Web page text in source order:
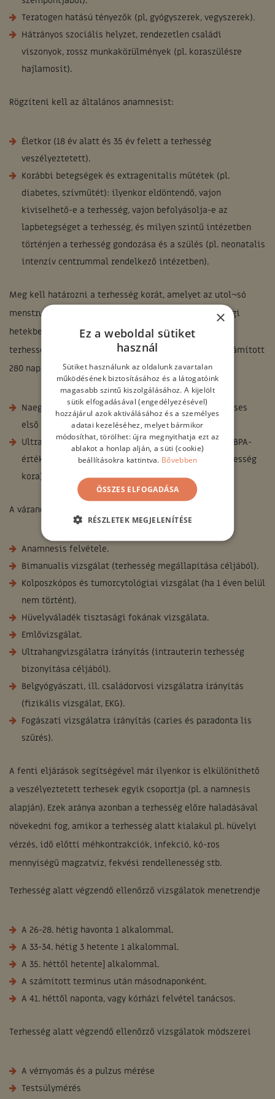
Teratogen hatású tényezők (pl, gyógyszerek, vegyszerek).
Hátrányos szociális helyzet, rendezetlen családi
viszonyok, rossz munkakörülmények (pl. koraszülésre
hajlamosít).
Rögzíteni kell az általános anamnesist:
Életkor (18 év alatt és 35 év felett a terhesség
veszélyeztetett).
Korábbi betegségek és extragenitalis műtétek (pl.
diabetes, szívműtét): ilyenkor eldöntendő, vajon
kiviselhető-e a terhesség, vajon befolyásolja-e az
lapbetegséget a terhesség, és milyen szintű intézetben
történjen a terhesség gondozása és a szülés (pl. neonatalis
intenzív centrummal rendelkező intézetben).
Meg kell határozni a terhesség korát, amelyet az utol¬só
menstruáció kezdetétől számított, betöltött terhességi
hetekben és napokban adunk meg (pl. 20 hét 5 nap). A
terhesség hossza az utolsó menstruáció kezdetétől számított
280 nap. A szülés várható időpontja meghatározható:
Naegele-féle számítással (az utolsó szabályos menses
első napjához hozzáadunk 7 napot és 9 hónapot).
Ultrahangvizsgálattal (a 12-14. héten mért CRL-, ill. BPA-
értékekből határozható meg legpontosabban a terhesség
kora).
A várandós első jelentkezésekor végzendő vizsgálatok
Anamnesis felvétele.
Bimanualis vizsgálat (terhesség megállapítása céljából).
Kolposzkópos és tumorcytológiai vizsgálat (ha 1 éven belül
nem történt).
Hüvelyváladék tisztasági fokának vizsgálata.
Emlővizsgálat.
Ultrahangvizsgálatra irányítás (intrauterin terhesség
bizonyítása céljából).
Belgyógyászati, ill. családorvosi vizsgálatra irányítás
(fizikális vizsgálat, EKG).
Fogászati vizsgálatra irányítás (caries és paradonta lis
szűrés).
A fenti eljárások segítségével már ilyenkor is elkülöníthető
a veszélyeztetett terhesek egyik csoportja (pl. a namnesis
alapján). Ezek aránya azonban a terhesség előre haladásával
növekedni fog, amikor a terhesség alatt kialakul pl. hüvelyi
vérzés, idő előtti méhkontrakciók, infekció, kó-ros
mennyiségű magzatvíz, fekvési rendellenesség stb.
Terhesség alatt végzendő ellenőrző vizsgálatok menetrendje
A 26-28. hétig havonta 1 alkalommal.
A 33-34. hétig 3 hetente 1 alkalommal.
A 35. héttől hetente] alkalommal.
A számított terminus után másodnaponként.
A 41. héttől naponta, vagy kórházi felvétel tanácsos.
Terhesség alatt végzendő ellenőrző vizsgálatok módszerei
A vérnyomás és a pulzus mérése
Testsúlymérés
×
Ez a weboldal sütiket
használ
Sütiket használunk az oldalunk zavartalan
működésének biztosításához és a látogatóink
magasabb szintű kiszolgálásához. A kijelölt
sütik elfogadásával (engedélyezésével)
hozzájárul azok aktiválásához és a személyes
adatai kezeléséhez, melyet bármikor
módosíthat, törölhet: újra megnyithatja ezt az
ablakot a honlap alján, a süti (cookie)
beállításokra kattintva. Bővebben
ÖSSZES ELFOGADÁSA
RÉSZLETEK MEGJELENÍTÉSE